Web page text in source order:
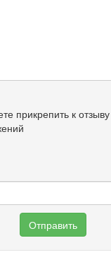
прикрепить к
Отправить